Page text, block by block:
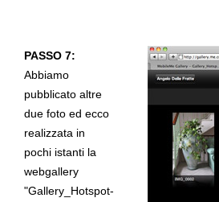
PASSO 7:
Abbiamo
pubblicato altre
due foto ed ecco
realizzata in
pochi istanti la
webgallery
"Gallery_Hotspot-